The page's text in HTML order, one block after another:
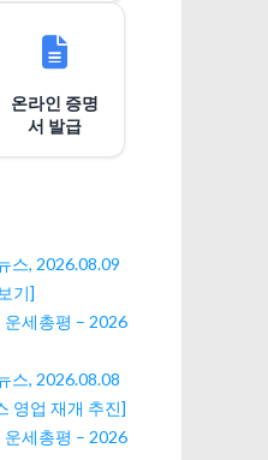
이
온라인 증명
서 발급
스, 2026.08.09
기]
운세총평 – 2026
스, 2026.08.08
영업 재개 추진]
운세총평 – 2026